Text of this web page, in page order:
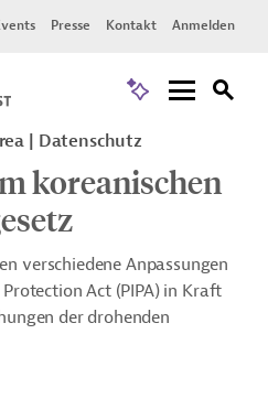
Presse Kontakt Anmelden
Datenschutz
koreanischen
verschiedene Anpassungen
Act (PIPA) in Kraft
der drohenden